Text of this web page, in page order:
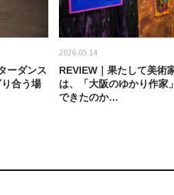
ーダンス
合う場
2026.05.14
REVIEW｜果たして美術
は、「大阪のゆかり作家
できたのか…